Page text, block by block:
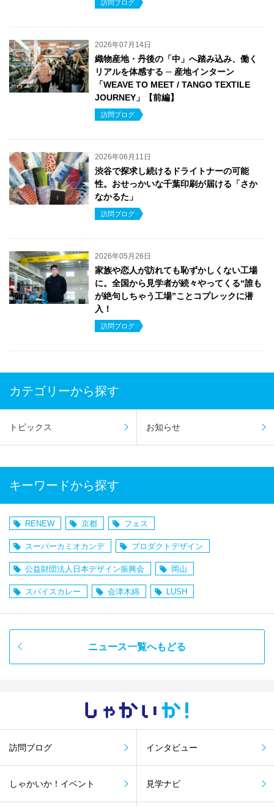
訪問ブログ
2026年07月14日
織物産地・丹後の「中」へ踏み込み、働く
リアルを体感する ─ 産地インターン
「WEAVE TO MEET / TANGO TEXTILE
JOURNEY」【前編】
訪問ブログ
2026年06月11日
渋谷で探求し続けるドライトナーの可能
性。おせっかいな千葉印刷が届ける「さか
なかるた」
訪問ブログ
2026年05月26日
家族や恋人が訪れても恥ずかしくない工場
に。全国から見学者が続々やってくる“誰も
が絶句しちゃう工場”ことコプレックに潜
入！
訪問ブログ
カテゴリーから探す
トピックス お知らせ
キーワードから探す
RENEW 京都 フェス
スーパーカミオカンデ プロダクトデザイン
公益財団法人日本デザイン振興会 岡山
スパイスカレー 会津木綿 LUSH
ニュース一覧へもどる
しゃかい か！
訪問ブログ インタビュー
しゃかいか！イベント 見学ナビ